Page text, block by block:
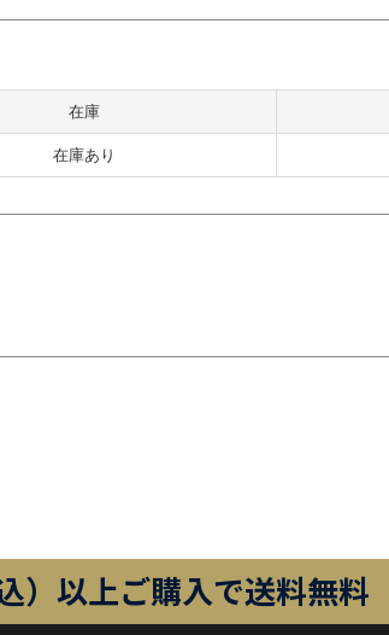
在庫
在庫あり
）以上ご購入で送料無料